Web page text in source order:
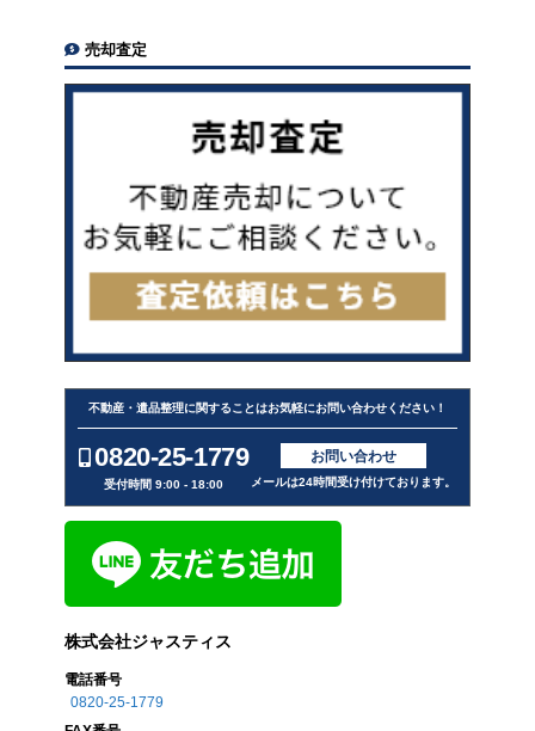
売却査定
不動産・遺品整理に関することはお気軽にお問い合わせください！
0820-25-1779
受付時間 9:00 - 18:00
お問い合わせ
メールは24時間受け付けております。
株式会社ジャスティス
電話番号
0820-25-1779